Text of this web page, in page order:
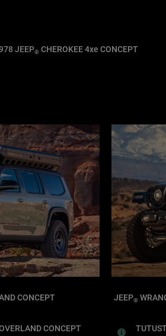
JEEP® CHEROKEE 4xe CONCEPT
CONCEPT
CONCEPT
JEEP®